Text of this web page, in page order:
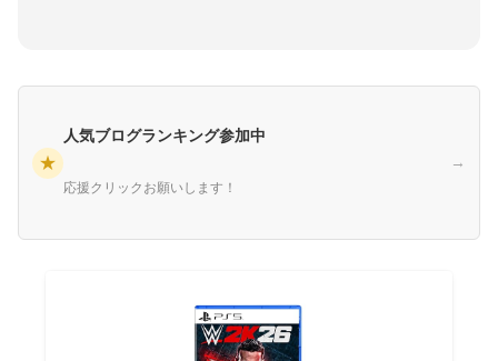
★
人気ブログランキング参加中
応援クリックお願いします！
→